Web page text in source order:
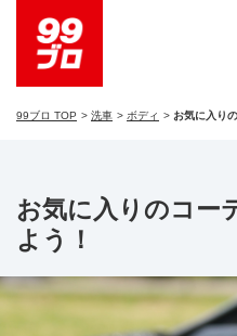
99ブロ TOP 洗車 ボディ お気に入り
お気に入りのコー
よう！